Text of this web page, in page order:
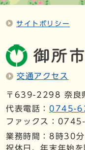
サイトポリシー
交通アクセス
〒639-2298 奈良
代表電話： 0745-
ファックス：
業務時間：8時30
祝休日、年末年始を